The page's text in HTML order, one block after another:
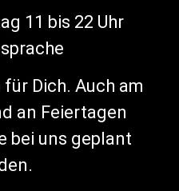
11 bis 22 Uhr
Dich. Auch am
an Feiertagen
bei uns geplant